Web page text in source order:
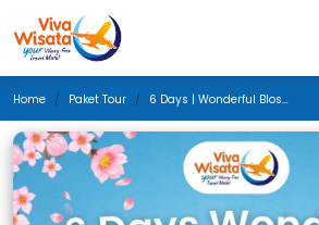
Home Paket Tour 6 Days | Wonderful Blossom In Korea | April 2025 | Jakarta